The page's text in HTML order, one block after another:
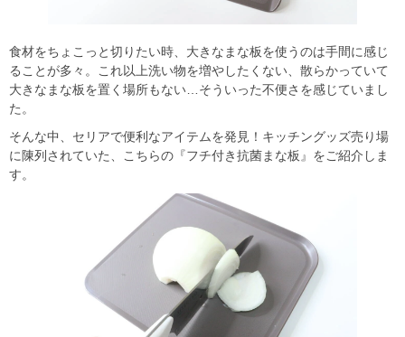
食材をちょこっと切りたい時、大きなまな板を使うのは手間に感じ
ることが多々。これ以上洗い物を増やしたくない、散らかっていて
大きなまな板を置く場所もない…そういった不便さを感じていまし
た。
そんな中、セリアで便利なアイテムを発見！キッチングッズ売り場
に陳列されていた、こちらの『フチ付き抗菌まな板』をご紹介しま
す。